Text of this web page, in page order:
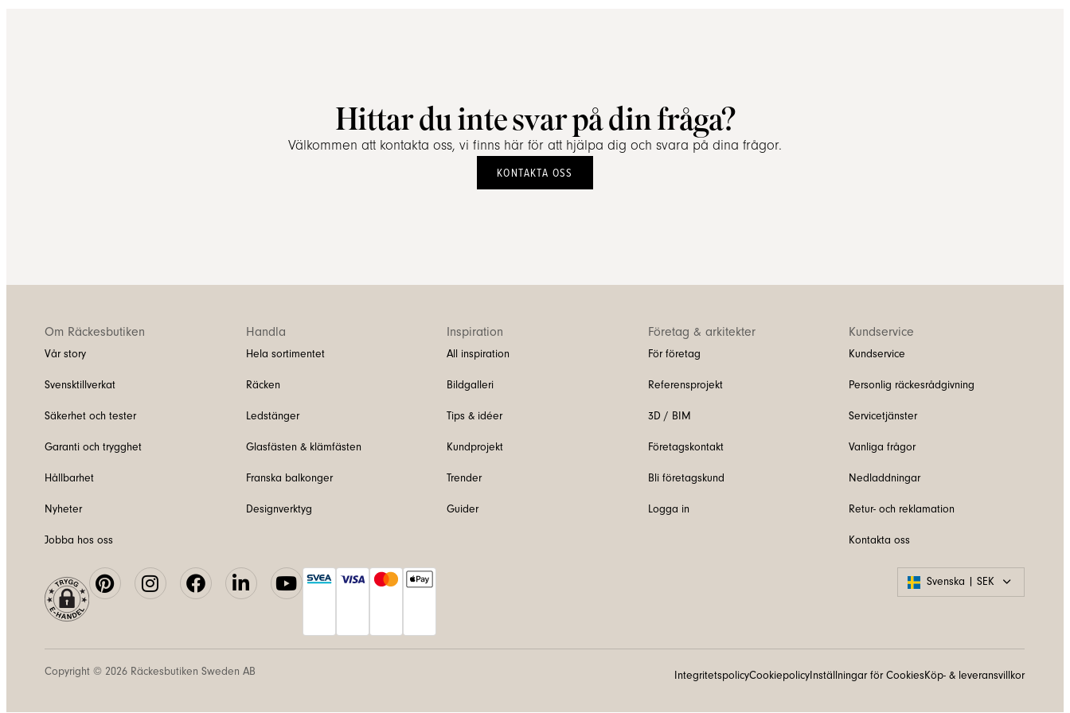
Hittar du inte svar på din fråga?
Välkommen att kontakta oss, vi finns här för att hjälpa dig och svara på dina frågor.
KONTAKTA OSS
Om Räckesbutiken
Vår story
Svensktillverkat
Säkerhet och tester
Garanti och trygghet
Hållbarhet
Nyheter
Jobba hos oss
Handla
Hela sortimentet
Räcken
Ledstänger
Glasfästen & klämfästen
Franska balkonger
Designverktyg
Inspiration
All inspiration
Bildgalleri
Tips & idéer
Kundprojekt
Trender
Guider
Företag & arkitekter
För företag
Referensprojekt
3D / BIM
Företagskontakt
Bli företagskund
Logga in
Kundservice
Kundservice
Personlig räckesrådgivning
Servicetjänster
Vanliga frågor
Nedladdningar
Retur- och reklamation
Kontakta oss
Svenska | SEK
Copyright © 2026 Räckesbutiken Sweden AB IntegritetspolicyCookiepolicy Inställningar för CookiesKöp- & leveransvillkor